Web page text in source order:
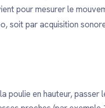
pour mesurer le
soit par acquisition
poulie en hauteur, passer